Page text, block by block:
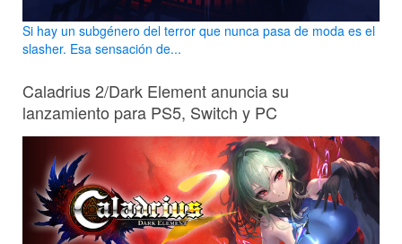
Si hay un subgénero del terror que nunca pasa de moda es el
slasher. Esa sensación de...
Caladrius 2/Dark Element anuncia su
lanzamiento para PS5, Switch y PC